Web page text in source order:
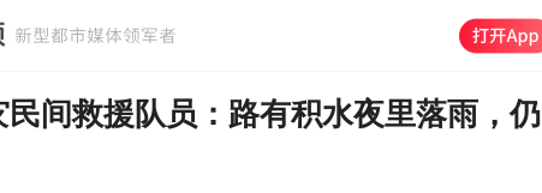
间救援队员：路有积水夜里落雨，仍